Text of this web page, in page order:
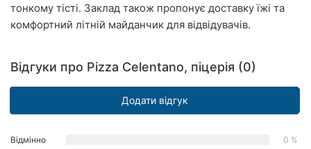
Дніпро
Кривий
Миколаїв
Херсон
тонкому тісті. Заклад також пропонує доставку їжі та
комфортний літній майданчик для відвідувачів.
Відгуки про Pizza Celentano, піцерія (0)
Додати відгук
Відмінно
0 %